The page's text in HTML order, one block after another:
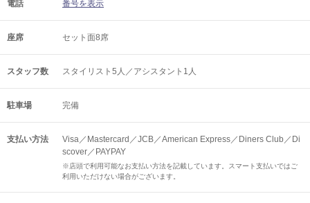
電話 番号を表示
座席 セット面8席
スタッフ数 スタイリスト5人／アシスタント1人
駐車場 完備
支払い方法
Visa／Mastercard／JCB／American Express／Diners Club／Di
scover／PAYPAY
※店頭で利用可能なお支払い方法を記載しています。スマート支払いではご
利用いただけない場合がございます。